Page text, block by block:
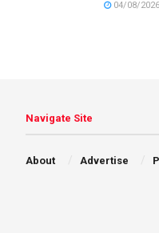
04/08/2026
Navigate Site
About Advertise